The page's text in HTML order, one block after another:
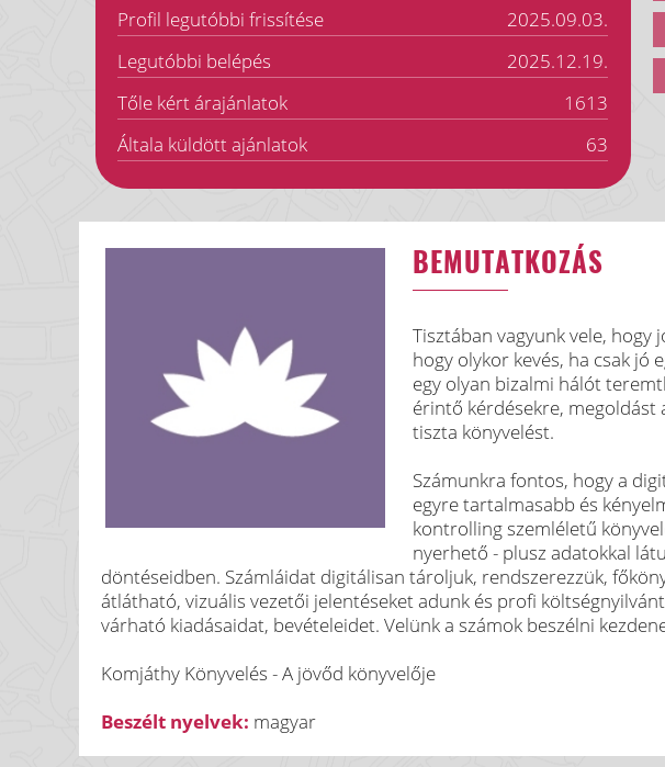
Profil legutóbbi frissítése
2025.09.03.
Legutóbbi belépés
2025.12.19.
Tőle kért árajánlatok
1613
Általa küldött ajánlatok
63
BEMUTATKOZÁS
Tisztában vagyunk vele,
hogy olykor kevés, ha csak jó
egy olyan bizalmi hálót
érintő kérdésekre,
tiszta könyvelést.
Számunkra fontos, hogy a
egyre tartalmasabb és
kontrolling szemléletű
nyerhető - plusz adatokkal
döntéseidben. Számláidat digitálisan tároljuk, rendszerezzük,
átlátható, vizuális vezetői jelentéseket adunk és profi
várható kiadásaidat, bevételeidet. Velünk a számok beszélni
Komjáthy Könyvelés - A jövőd könyvelője
Beszélt nyelvek: magyar